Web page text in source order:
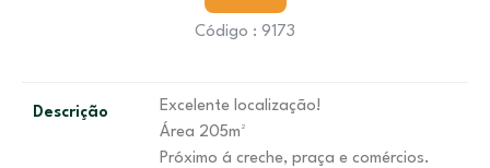
Código : 9173
Descrição
Excelente localização!
Área 205m²
Próximo á creche, praça e comércios.